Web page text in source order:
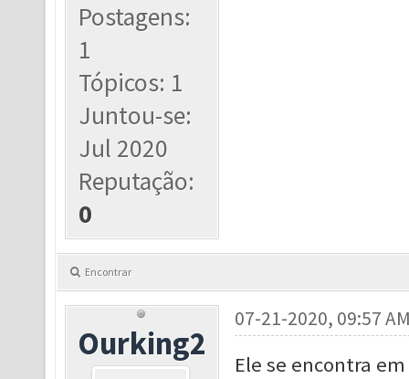
Postagens:
1
Tópicos: 1
Juntou-se:
Jul 2020
Reputação:
0
Encontrar
Ourking2
07-21-2020, 09:57
Ele se encontra